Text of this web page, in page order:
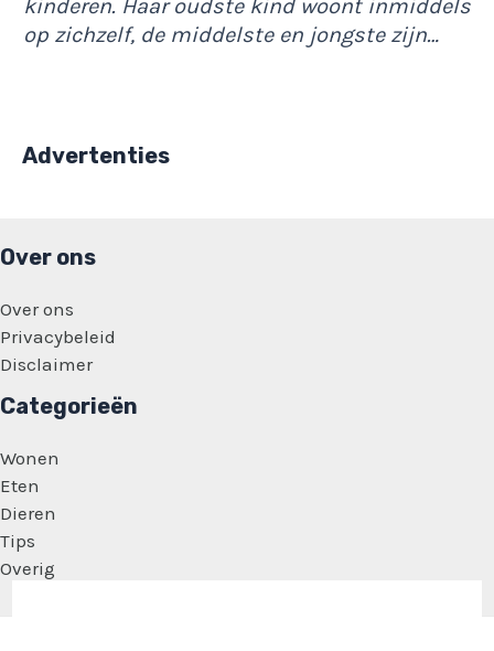
kinderen. Haar oudste kind woont inmiddels
op zichzelf, de middelste en jongste zijn…
Advertenties
Over ons
Over ons
Privacybeleid
Disclaimer
Categorieën
Wonen
Eten
Dieren
Tips
Overig